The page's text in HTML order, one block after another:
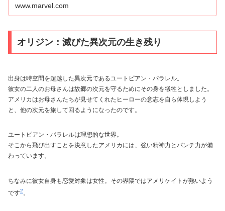
www.marvel.com
オリジン：滅びた異次元の生き残り
出身は時空間を超越した異次元であるユートピアン・パラレル。
彼女の二人のお母さんは故郷の次元を守るためにその身を犠牲としました。
アメリカはお母さんたちが見せてくれたヒーローの意志を自ら体現しよう
と、他の次元を旅して回るようになったのです。
ユートピアン・パラレルは理想的な世界。
そこから飛び出すことを決意したアメリカには、強い精神力とパンチ力が備
わっています。
ちなみに彼女自身も恋愛対象は女性。その界隈ではアメリケイトが熱いよう
です2。